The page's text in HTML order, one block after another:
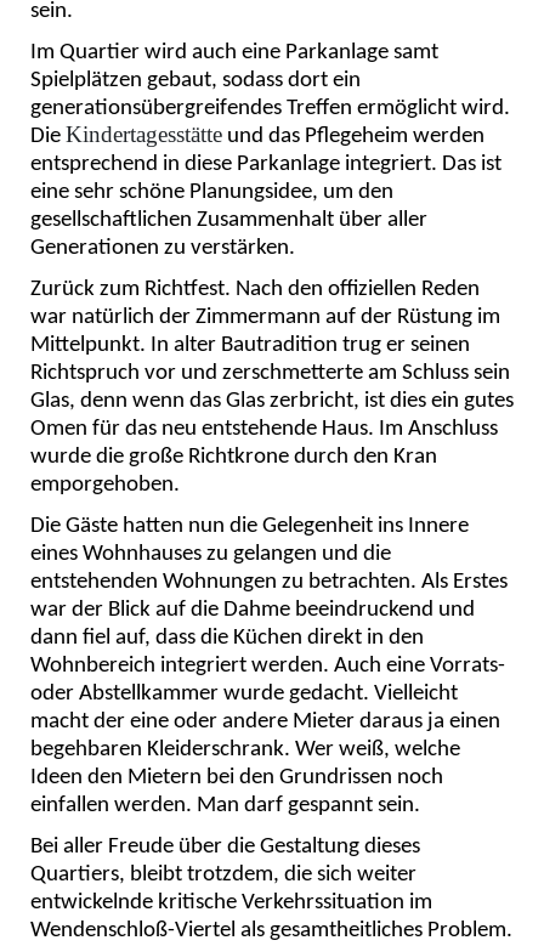
sein.
Im Quartier wird auch eine Parkanlage samt
Spielplätzen gebaut, sodass dort ein
generationsübergreifendes Treffen ermöglicht wird.
Die Kindertagesstätte und das Pflegeheim werden
entsprechend in diese Parkanlage integriert. Das ist
eine sehr schöne Planungsidee, um den
gesellschaftlichen Zusammenhalt über aller
Generationen zu verstärken.
Zurück zum Richtfest. Nach den offiziellen Reden
war natürlich der Zimmermann auf der Rüstung im
Mittelpunkt. In alter Bautradition trug er seinen
Richtspruch vor und zerschmetterte am Schluss sein
Glas, denn wenn das Glas zerbricht, ist dies ein gutes
Omen für das neu entstehende Haus. Im Anschluss
wurde die große Richtkrone durch den Kran
emporgehoben.
Die Gäste hatten nun die Gelegenheit ins Innere
eines Wohnhauses zu gelangen und die
entstehenden Wohnungen zu betrachten. Als Erstes
war der Blick auf die Dahme beeindruckend und
dann fiel auf, dass die Küchen direkt in den
Wohnbereich integriert werden. Auch eine Vorrats-
oder Abstellkammer wurde gedacht. Vielleicht
macht der eine oder andere Mieter daraus ja einen
begehbaren Kleiderschrank. Wer weiß, welche
Ideen den Mietern bei den Grundrissen noch
einfallen werden. Man darf gespannt sein.
Bei aller Freude über die Gestaltung dieses
Quartiers, bleibt trotzdem, die sich weiter
entwickelnde kritische Verkehrssituation im
Wendenschloß-Viertel als gesamtheitliches Problem.